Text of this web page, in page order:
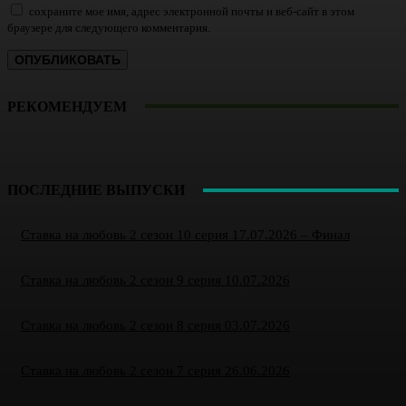
сохраните мое имя, адрес электронной почты и веб-сайт в этом
браузере для следующего комментария.
РЕКОМЕНДУЕМ
ПОСЛЕДНИЕ ВЫПУСКИ